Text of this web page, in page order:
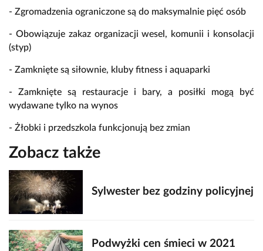
- Zgromadzenia ograniczone są do maksymalnie pięć osób
- Obowiązuje zakaz organizacji wesel, komunii i konsolacji
(styp)
- Zamknięte są siłownie, kluby fitness i aquaparki
- Zamknięte są restauracje i bary, a posiłki mogą być
wydawane tylko na wynos
- Żłobki i przedszkola funkcjonują bez zmian
Zobacz także
Sylwester bez godziny policyjnej
Podwyżki cen śmieci w 2021